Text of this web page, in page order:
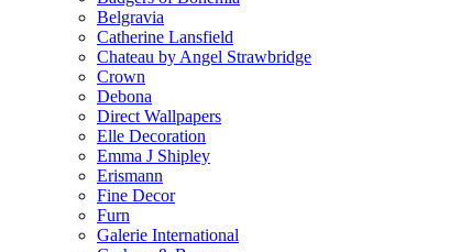
Belgravia
Catherine Lansfield
Chateau by Angel Strawbridge
Crown
Debona
Direct Wallpapers
Elle Decoration
Emma J Shipley
Erismann
Fine Decor
Furn
Galerie International